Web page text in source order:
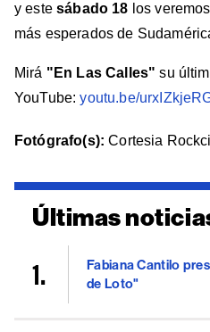
y estesábado 18 los
más esperados de
Mirá "En Las Calles" su
YouTube:youtu.be/
Fotógrafo(s):Cortesia
Últimas
Fabiana Cantilo
de Loto"